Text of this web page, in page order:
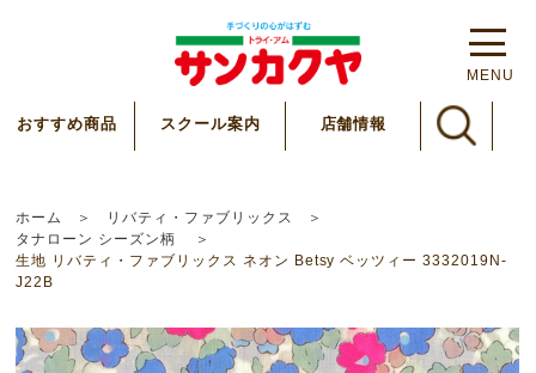
MENU
おすすめ商品 スクール案内 店舗情報
ホーム
リバティ・ファブリックス
タナローン シーズン柄
生地 リバティ・ファブリックス ネオン Betsy ベッツィー 3332019N-
J22B